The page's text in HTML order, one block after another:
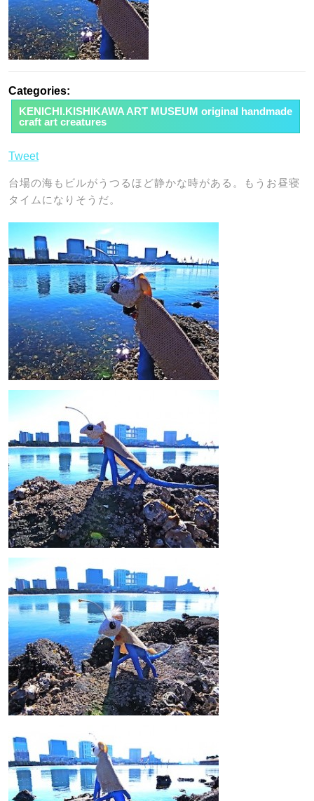
Categories:
KENICHI.KISHIKAWA ART MUSEUM original handmade
craft art creatures
Tweet
台場の海もビルがうつるほど静かな時がある。もうお昼寝
タイムになりそうだ。